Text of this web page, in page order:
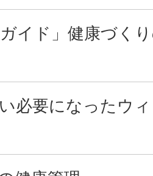
ガイド」健康づく
必要になったウ